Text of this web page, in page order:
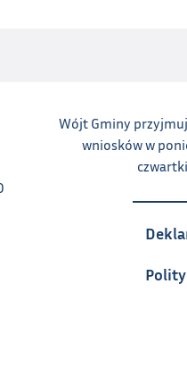
Wójt Gminy
wniosków w